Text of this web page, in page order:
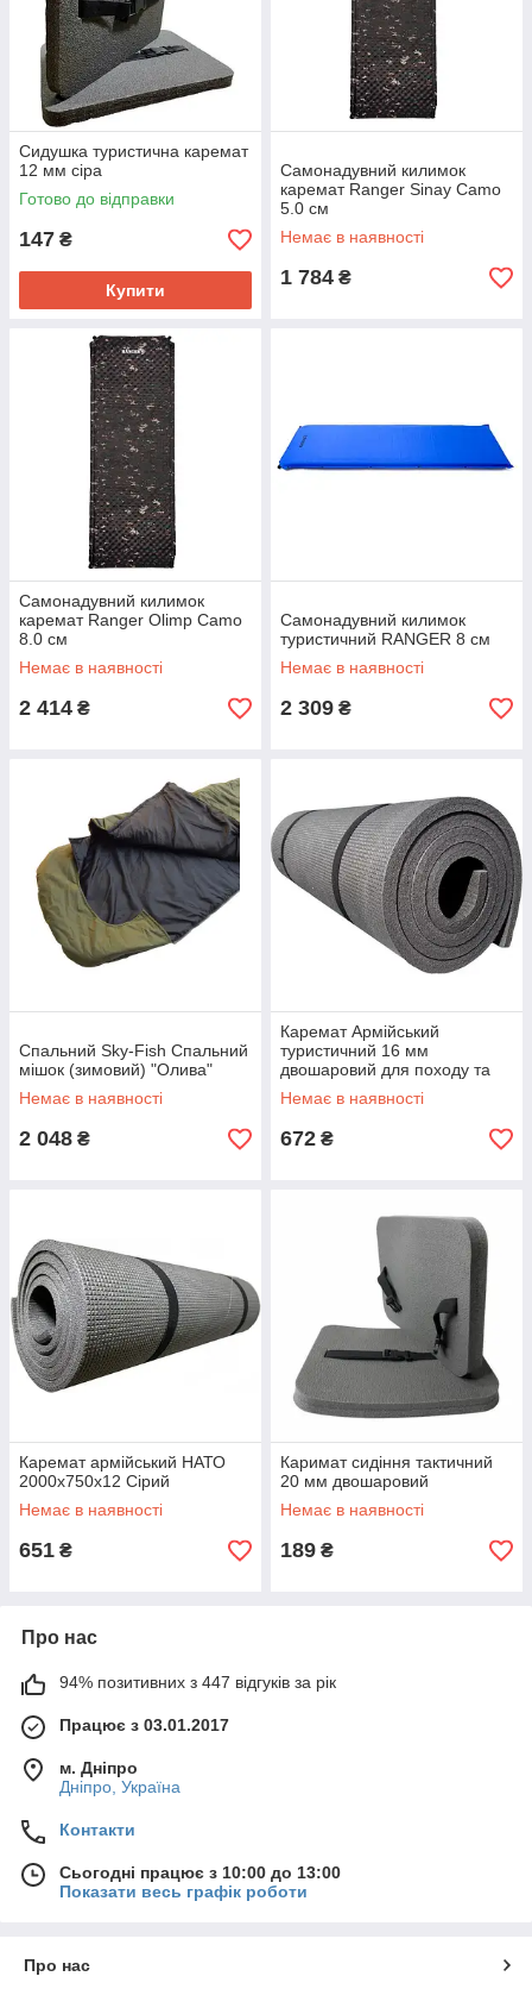
Сидушка туристична каремат
12 мм сіра
Готово до відправки
147 ₴
Купити
Самонадувний килимок
каремат Ranger Sinay Camo
5.0 см
Немає в наявності
1 784 ₴
Самонадувний килимок
каремат Ranger Olimp Camo
8.0 см
Немає в наявності
2 414 ₴
Самонадувний килимок
туристичний RANGER 8 см
Немає в наявності
2 309 ₴
Спальний Sky-Fish Спальний
мішок (зимовий) "Олива"
Немає в наявності
2 048 ₴
Каремат Армійський
туристичний 16 мм
двошаровий для походу та
туризму 1900х600 мм
Немає в наявності
672 ₴
Каремат армійський НАТО
2000x750x12 Сірий
Немає в наявності
651 ₴
Каримат сидіння тактичний
20 мм двошаровий
Немає в наявності
189 ₴
Про нас
94% позитивних з 447 відгуків за рік
Працює з 03.01.2017
м. Дніпро
Дніпро, Україна
Контакти
Сьогодні працює з 10:00 до 13:00
Показати весь графік роботи
Про нас